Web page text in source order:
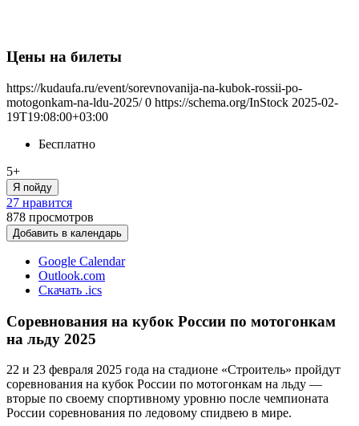
Цены на билеты
https://kudaufa.ru/event/sorevnovanija-na-kubok-rossii-po-
motogonkam-na-ldu-2025/ 0 https://schema.org/InStock 2025-02-
19T19:08:00+03:00
Бесплатно
5+
Я пойду
27 нравится
878 просмотров
Добавить в календарь
Google Calendar
Outlook.com
Скачать .ics
Соревнования на кубок России по мотогонкам
на льду 2025
22 и 23 февраля 2025 года на стадионе «Строитель» пройдут
соревнования на кубок России по мотогонкам на льду —
вторые по своему спортивному уровню после чемпионата
России соревнования по ледовому спидвею в мире.